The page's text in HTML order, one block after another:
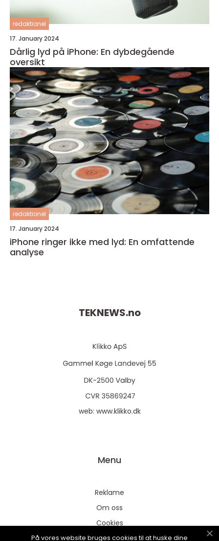
redaktionel
17. January 2024
Dårlig lyd på iPhone: En dybdegående
oversikt
redaktionel
17. January 2024
iPhone ringer ikke med lyd: En omfattende
analyse
TEKNEWS.no
web: www.klikko.dk
Menu
Reklame
Om oss
Cookies
Kontakt Oss
På vores website bruges cookies til at huske dine